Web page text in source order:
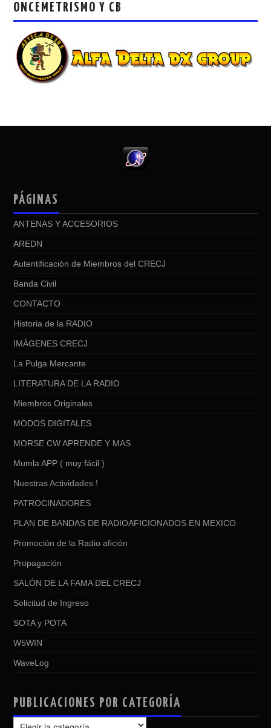
ONCEMETRISMO Y CB
PÁGINAS
ANTENAS Y ACCESORIOS
AREDN
Autentificación de Miembros del CRECJ
Banda Civil
CONTACTO
Historia de la RADIO
IMÁGENES CRECJ
La Pulga Mercante
LITERATURA DE LA RADIO
Miembros Originales
MODOS DIGITALES
MORSE CW APRENDE Y MAS
Mumla APP ( muy fácil )
Nuestras Actividades !
PATROCINADORES
PLAN DE BANDAS DE RADIOAFICIONADOS EN MEXICO
Promoción de la Radio afición
Propagación
SALÓN DE LA FAMA DEL CRECJ
Solicitud de Ingreso
SOTA y POTA
W5WIN
WaveLog
PUBLICACIONES POR CATEGORÍA
PUBLICACIONES